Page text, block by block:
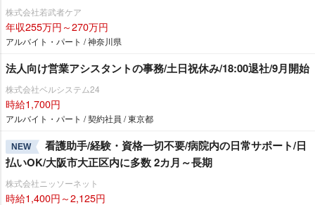
株式会社若武者ケア
年収255万円～270万円
アルバイト・パート / 神奈川県
法人向け営業アシスタントの事務/土日祝休み/18:00退社/9月開始
株式会社ベルシステム24
時給1,700円
アルバイト・パート / 契約社員 / 東京都
NEW
看護助手/経験・資格一切不要/病院内の日常サポート/日
払いOK/大阪市大正区内に多数 2カ月～長期
株式会社ニッソーネット
時給1,400円～2,125円